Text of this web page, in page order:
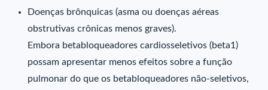
Doenças brônquicas (asma ou doenças aéreas
obstrutivas crônicas menos graves).
Embora betabloqueadores cardiosseletivos (beta1)
possam apresentar menos efeitos sobre a função
pulmonar do que os betabloqueadores não-seletivos,